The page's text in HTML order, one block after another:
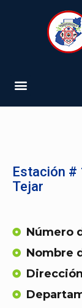
Estación #
Tejar
Número
Nombre